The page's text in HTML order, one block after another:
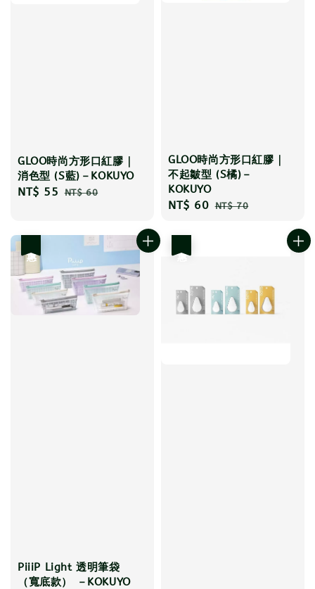
GLOO時尚方形口紅膠｜
消色型 (S藍)－KOKUYO
Sale
NT$ 55 Regular
NT$ 60
GLOO時尚方形口紅膠｜
不起皺型 (S橘)－
KOKUYO
Sale
NT$ 60 Regular
NT$ 70
PiiiP Light 透明筆袋
（寬底款） －KOKUYO